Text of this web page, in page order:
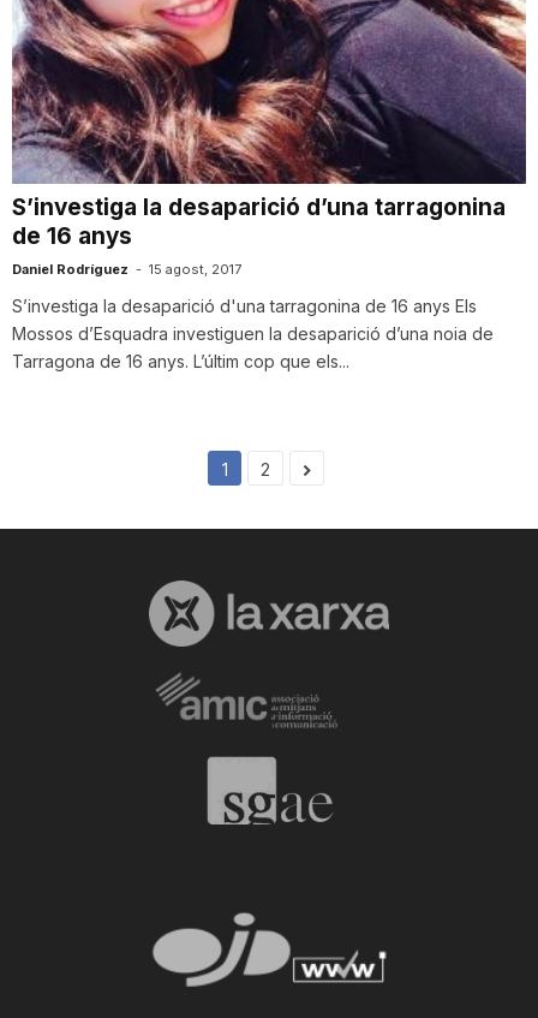
S’investiga la desaparició d’una tarragonina
de 16 anys
Daniel Rodríguez - 15 agost, 2017
S’investiga la desaparició d'una tarragonina de 16 anys Els
Mossos d’Esquadra investiguen la desaparició d’una noia de
Tarragona de 16 anys. L’últim cop que els...
1 2